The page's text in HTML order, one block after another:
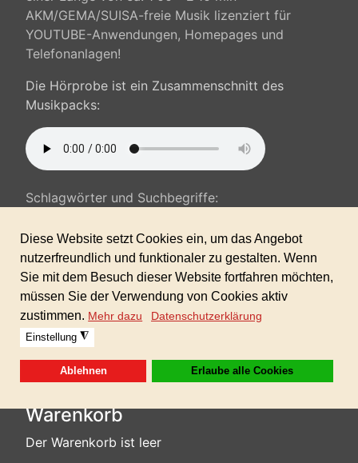
AKM/GEMA/SUISA-freie Musik lizenziert für
YOUTUBE-Anwendungen, Homepages und
Telefonanlagen!
Die Hörprobe ist ein Zusammenschnitt des
Musikpacks:
Schlagwörter und Suchbegriffe:
Werbung, Fun, gutgelaunt,...
Sofortdownload nach erhaltener Zahlung!
Format: MP3 in Höchstuflösung 320kbit/s
Dieses Produkt ist in der GIGAFLATRATE 1
enthalten!
Warenkorb
Der Warenkorb ist leer